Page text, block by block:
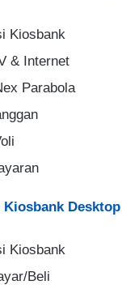
Kiosbank
& Internet
Parabola
Desktop
Kiosbank
Beli